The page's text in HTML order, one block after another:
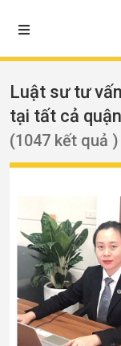
Luật sư tư
tại tất cả
(1047 kết quả )